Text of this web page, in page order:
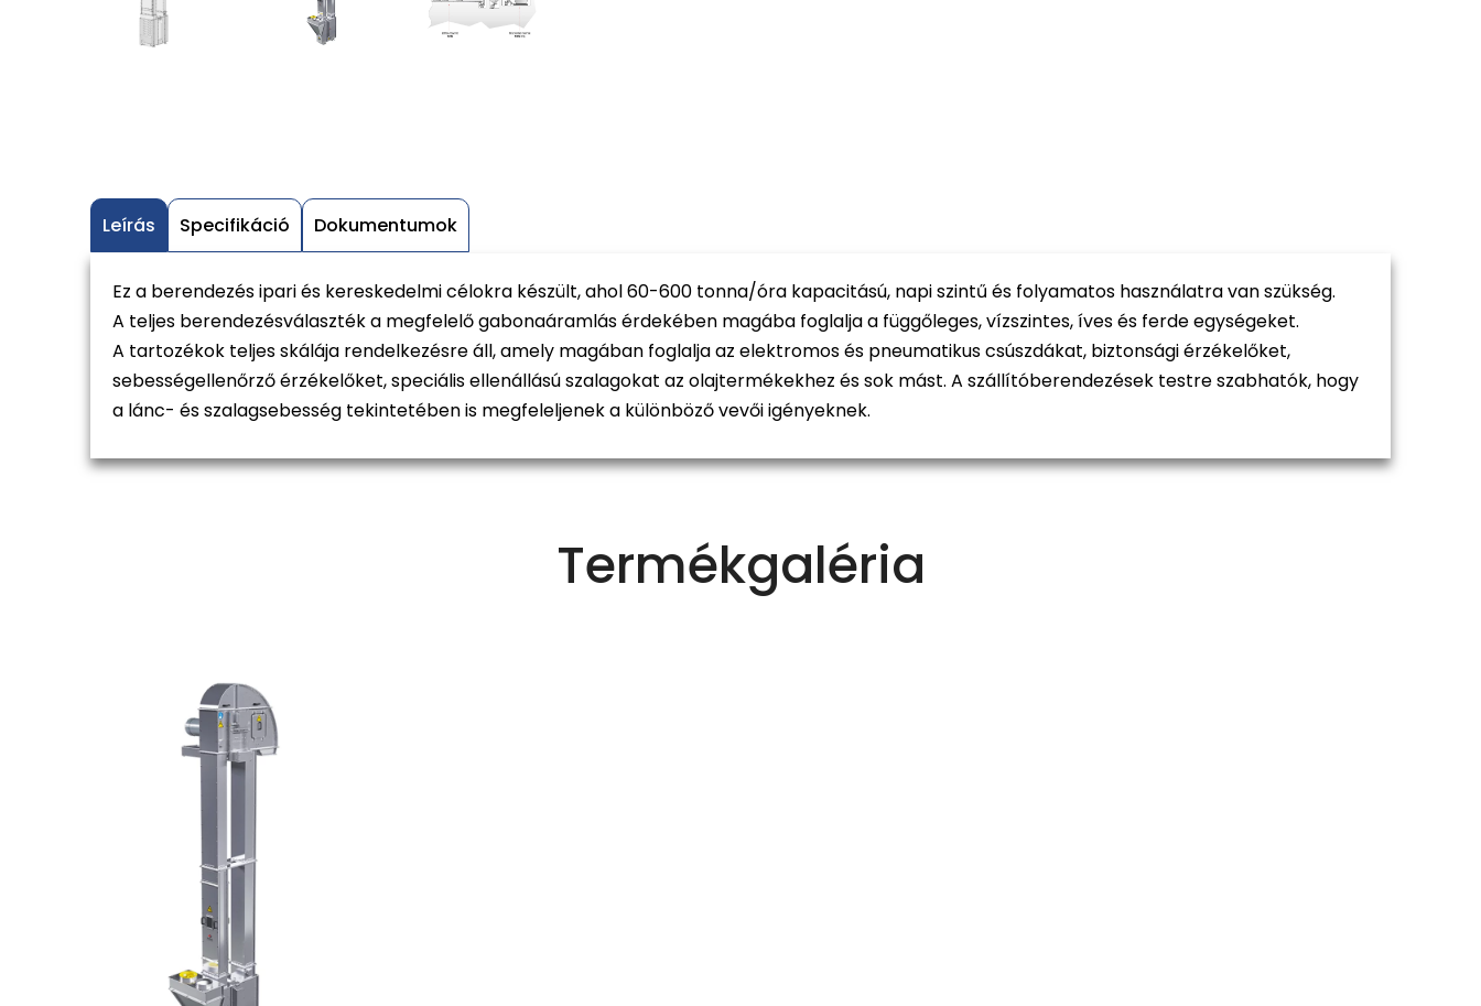
Leírás Specifikáció Dokumentumok
Ez a berendezés ipari és kereskedelmi célokra készült, ahol 60-600 tonna/óra kapacitású, napi szintű és folyamatos használatra van szükség.
A teljes berendezésválaszték a megfelelő gabonaáramlás érdekében magába foglalja a függőleges, vízszintes, íves és ferde egységeket.
A tartozékok teljes skálája rendelkezésre áll, amely magában foglalja az elektromos és pneumatikus csúszdákat, biztonsági érzékelőket,
sebességellenőrző érzékelőket, speciális ellenállású szalagokat az olajtermékekhez és sok mást. A szállítóberendezések testre szabhatók, hogy
a lánc- és szalagsebesség tekintetében is megfeleljenek a különböző vevői igényeknek.
Termékgaléria